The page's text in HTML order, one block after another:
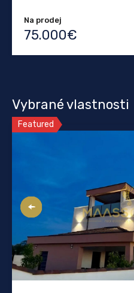
Na prodej
75.000€
Vybrané vlastnosti
Featured